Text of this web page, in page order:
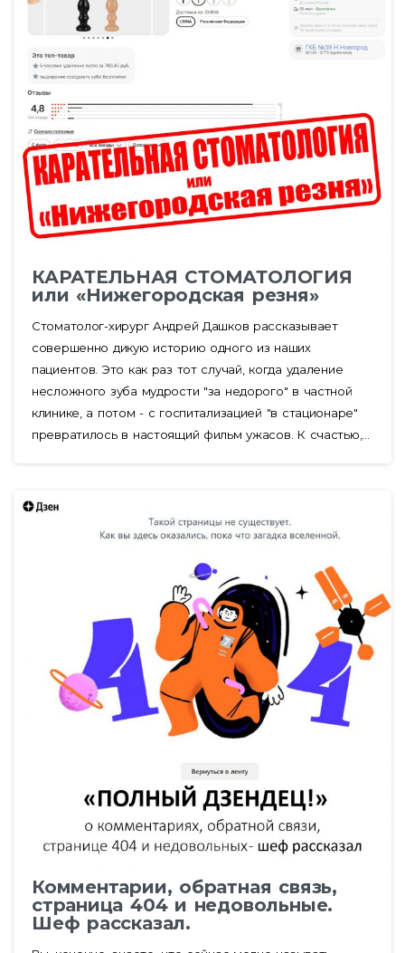
КАРАТЕЛЬНАЯ СТОМАТОЛОГИЯ
или «Нижегородская резня»
Стоматолог-хирург Андрей Дашков рассказывает
совершенно дикую историю одного из наших
пациентов. Это как раз тот случай, когда удаление
несложного зуба мудрости "за недорого" в частной
клинике, а потом - с госпитализацией "в стационаре"
превратилось в настоящий фильм ужасов. К счастью,...
Комментарии, обратная связь,
страница 404 и недовольные.
Шеф рассказал.